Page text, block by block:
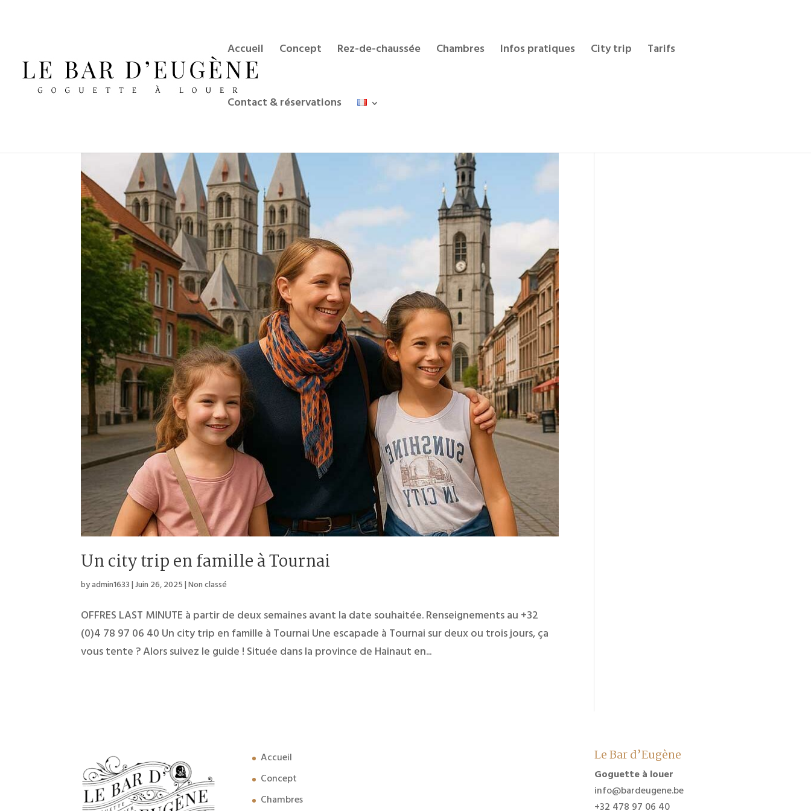
Accueil Concept Rez-de-chaussée Chambres Infos pratiques City trip Tarifs
Contact & réservations
Un city trip en famille à Tournai
byadmin1633|Juin 26, 2025|Non classé
OFFRES LAST MINUTE à partir de deux semaines avant la date souhaitée. Renseignements au +32
(0)4 78 97 06 40 Un city trip en famille à Tournai Une escapade à Tournai sur deux ou trois jours, ça
vous tente ? Alors suivez le guide ! Située dans la province de Hainaut en...
Accueil
Concept
Chambres
Le Bar d’Eugène
Goguette à louer
info@bardeugene.be
+32 478 97 06 40